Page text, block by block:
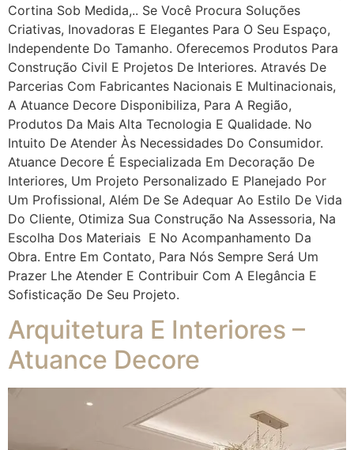
Cortina Sob Medida,.. Se Você Procura Soluções
Criativas, Inovadoras E Elegantes Para O Seu Espaço,
Independente Do Tamanho. Oferecemos Produtos Para
Construção Civil E Projetos De Interiores. Através De
Parcerias Com Fabricantes Nacionais E Multinacionais,
A Atuance Decore Disponibiliza, Para A Região,
Produtos Da Mais Alta Tecnologia E Qualidade. No
Intuito De Atender Às Necessidades Do Consumidor.
Atuance Decore É Especializada Em Decoração De
Interiores, Um Projeto Personalizado E Planejado Por
Um Profissional, Além De Se Adequar Ao Estilo De Vida
Do Cliente, Otimiza Sua Construção Na Assessoria, Na
Escolha Dos Materiais E No Acompanhamento Da
Obra. Entre Em Contato, Para Nós Sempre Será Um
Prazer Lhe Atender E Contribuir Com A Elegância E
Sofisticação De Seu Projeto.
Arquitetura E Interiores –
Atuance Decore